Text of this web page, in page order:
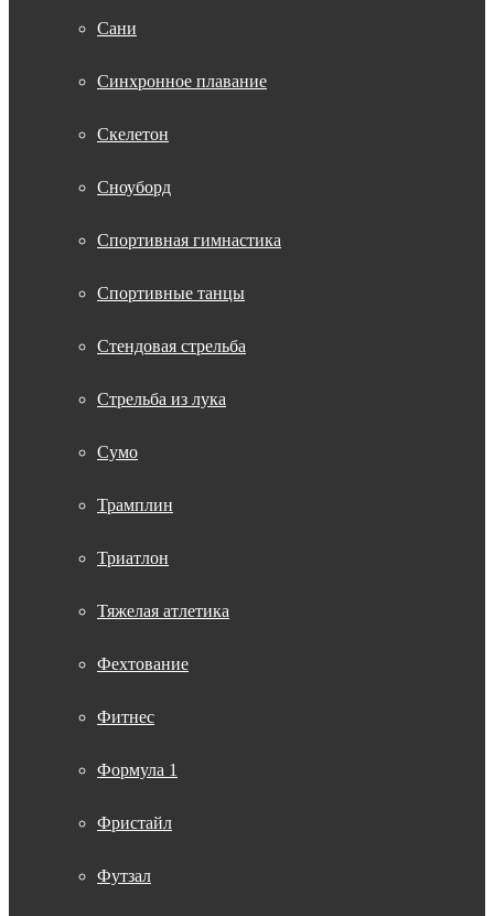
Сани
Синхронное плавание
Скелетон
Сноуборд
Спортивная гимнастика
Спортивные танцы
Стендовая стрельба
Стрельба из лука
Сумо
Трамплин
Триатлон
Тяжелая атлетика
Фехтование
Фитнес
Формула 1
Фристайл
Футзал